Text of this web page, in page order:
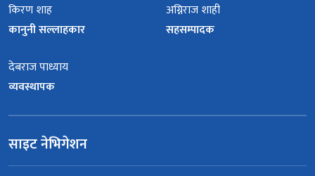
किरण शाह
कानुनी सल्लाहकार
अग्निराज शाही
सहसम्पादक
देबराज पाध्याय
व्यवस्थापक
साइट नेभिगेशन